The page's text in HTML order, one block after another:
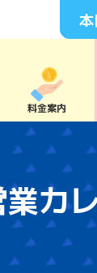
料⾦案内
カ